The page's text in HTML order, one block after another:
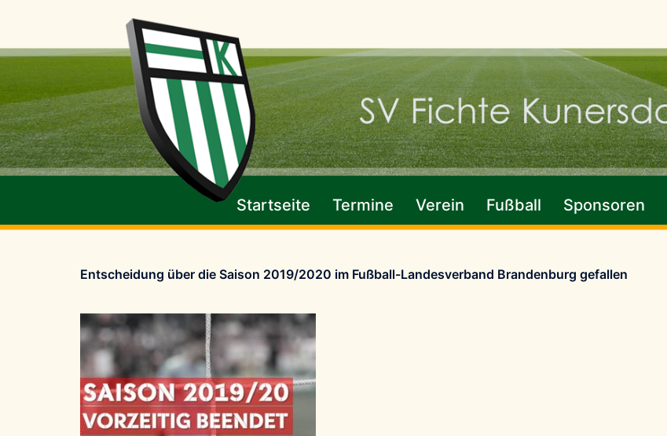
springen
Startseite Termine Verein Fußball Sponsoren
Entscheidung über die Saison 2019/2020 im Fußball-Landesverband Brandenburg gefallen